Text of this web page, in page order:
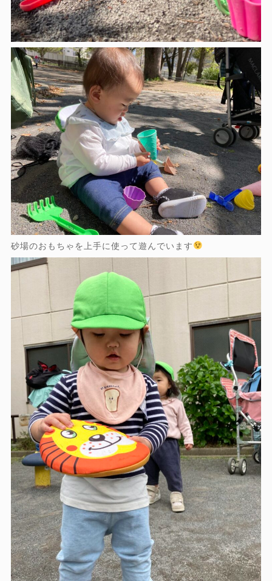
砂場のおもちゃを上手に使って遊んでいます